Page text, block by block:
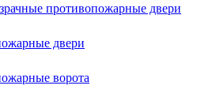
противопожарные двери
двери
ворота